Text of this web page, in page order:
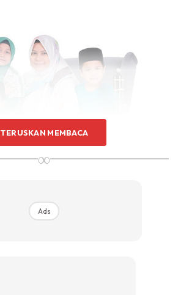
TERUSKAN MEMBACA
∞
Ads